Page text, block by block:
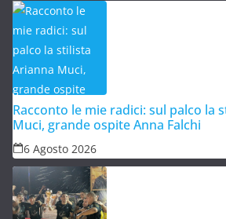
Racconto le mie radici: sul palco la stilista Arianna
Muci, grande ospite Anna Falchi
6 Agosto 2026